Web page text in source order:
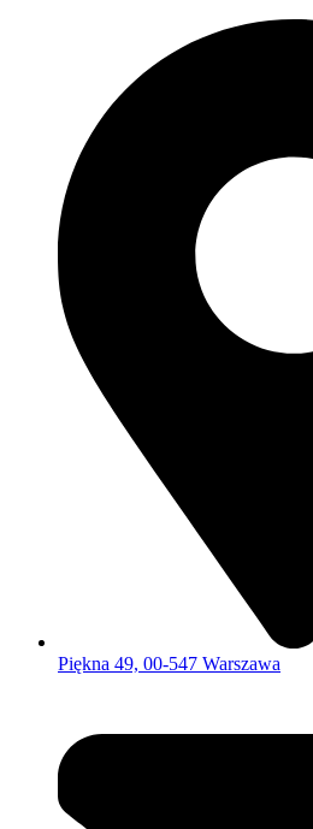
Piękna 49, 00-547 Warszawa